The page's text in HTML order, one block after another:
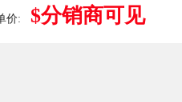
价: $分销商可见